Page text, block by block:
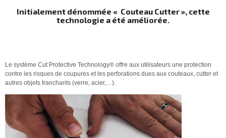
Initialement dénommée « Couteau Cutter », cette
technologie a été améliorée.
Le système Cut Protective Technology® offre aux utilisateurs une protection
contre les risques de coupures et les perforations dues aux couteaux, cutter et
autres objets tranchants (verre, acier,…).